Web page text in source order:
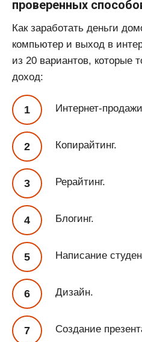
проверенных
Как заработать деньги
компьютер и выход в
из 20 вариантов, которые
доход:
Интернет-
Копирайтинг.
Рерайтинг.
Блогинг.
Написание
Дизайн.
Создание